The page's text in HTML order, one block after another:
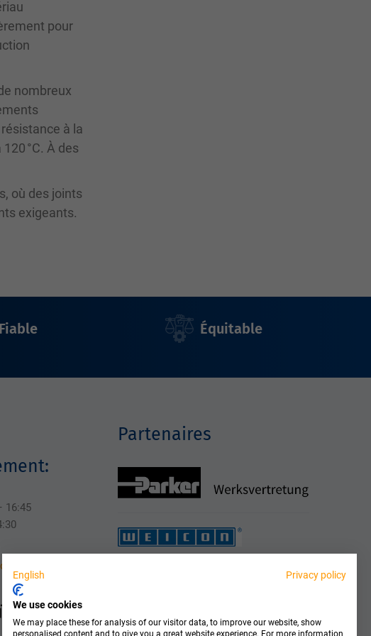
pour
nombreux
à la
°C. À des
où des joints
exigeants.
Fiable Équitable
16:45
Partenaires
English Privacy policy
We use cookies
We may place these for analysis of our visitor data, to improve our website, show
personalised content and to give you a great website experience. For more information